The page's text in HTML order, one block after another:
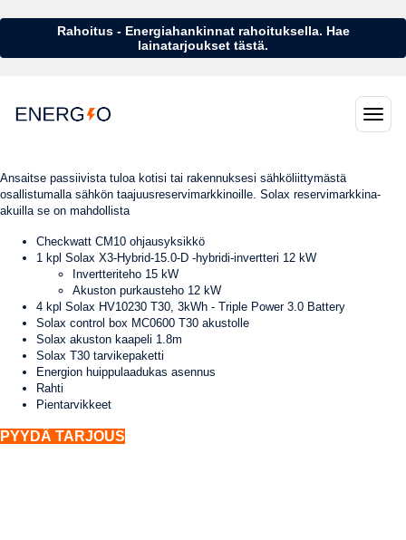
Rahoitus - Energiahankinnat rahoituksella. Hae
lainatarjoukset tästä.
Ansaitse passiivista tuloa kotisi tai rakennuksesi sähköliittymästä
osallistumalla sähkön taajuusreservimarkkinoille. Solax reservimarkkina-
akuilla se on mahdollista
Checkwatt CM10 ohjausyksikkö
1 kpl Solax X3-Hybrid-15.0-D -hybridi-invertteri 12 kW
Invertteriteho 15 kW
Akuston purkausteho 12 kW
4 kpl Solax HV10230 T30, 3kWh - Triple Power 3.0 Battery
Solax control box MC0600 T30 akustolle
Solax akuston kaapeli 1.8m
Solax T30 tarvikepaketti
Energion huippulaadukas asennus
Rahti
Pientarvikkeet
PYYDÄ TARJOUS